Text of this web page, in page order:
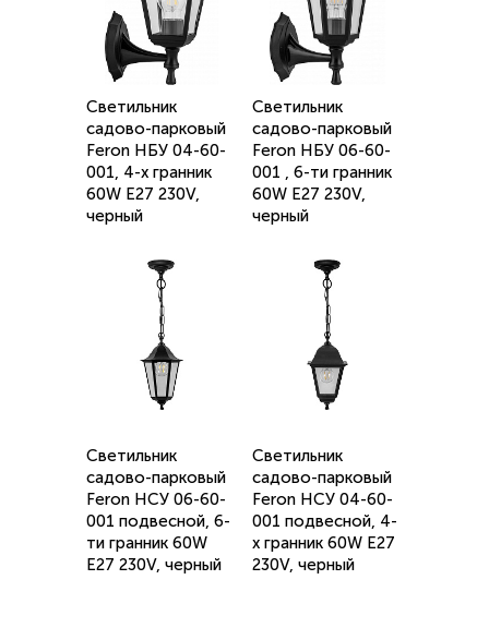
Светильник
садово-парковый
Feron НБУ 04-60-
001, 4-х гранник
60W E27 230V,
черный
Светильник
садово-парковый
Feron НБУ 06-60-
001 , 6-ти гранник
60W E27 230V,
черный
Светильник
садово-парковый
Feron НСУ 06-60-
001 подвесной, 6-
ти гранник 60W
E27 230V, черный
Светильник
садово-парковый
Feron НСУ 04-60-
001 подвесной, 4-
х гранник 60W E27
230V, черный